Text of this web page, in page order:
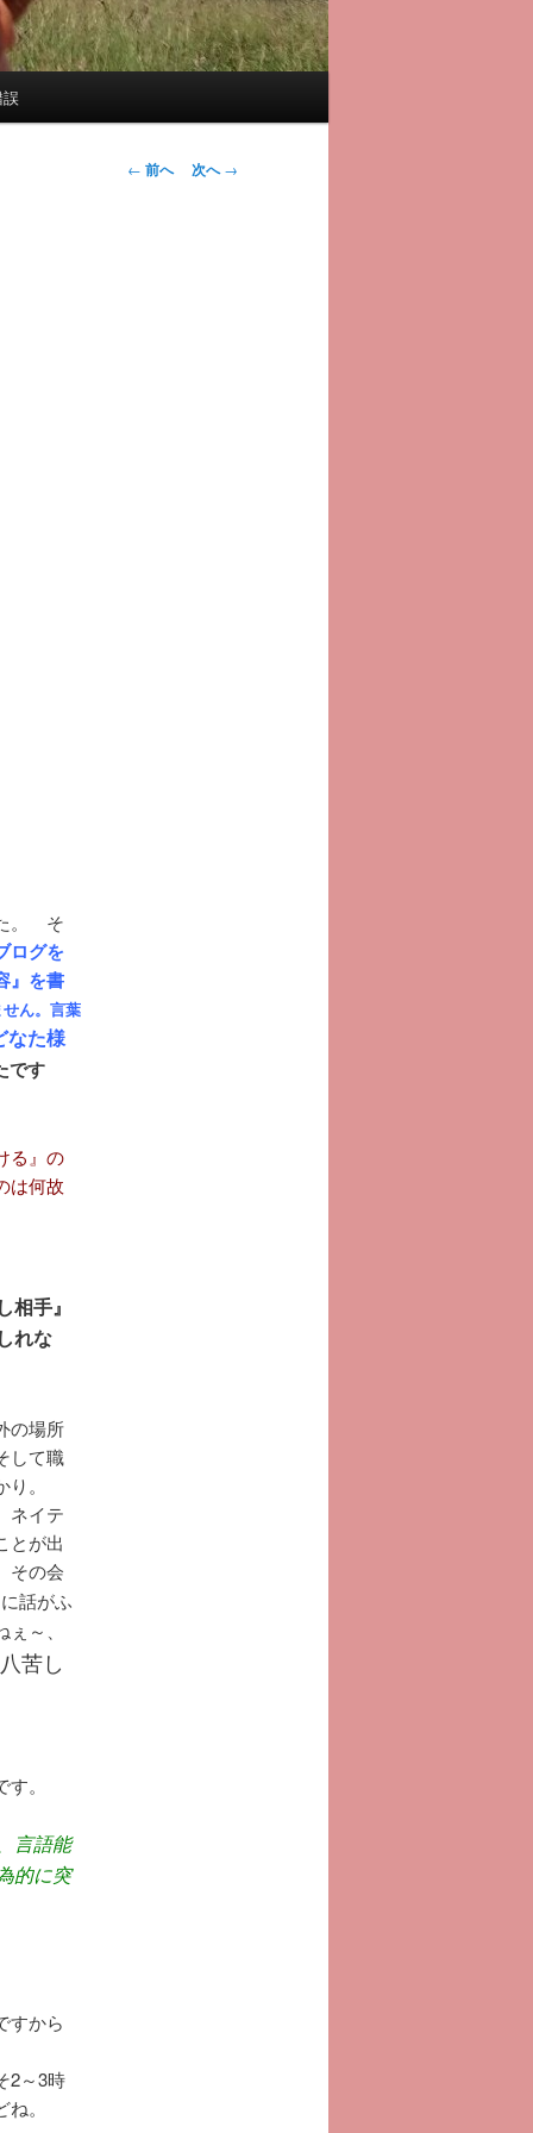
投
← 前へ 次へ→
。 そ
ログを
』を書
ん。言葉
なた様
です
る』の
は何故
手』
れな
の場所
して職
。
ネイテ
とが出
その会
話がふ
～、
苦し
。
言語能
的に突
すから
2～3時
。